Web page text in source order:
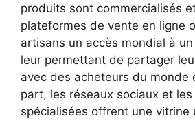
produits sont commercialisés
plateformes de vente en ligne
artisans un accès mondial à
leur permettant de partager
avec des acheteurs du monde
part, les réseaux sociaux et
spécialisées offrent une vitrine